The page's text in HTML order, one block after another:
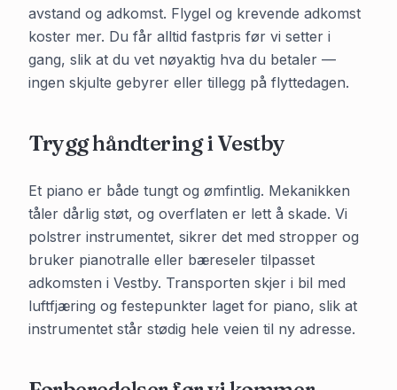
avstand og adkomst. Flygel og krevende adkomst
koster mer. Du får alltid fastpris før vi setter i
gang, slik at du vet nøyaktig hva du betaler —
ingen skjulte gebyrer eller tillegg på flyttedagen.
Trygg håndtering iVestby
Et piano er både tungt og ømfintlig. Mekanikken
tåler dårlig støt, og overflaten er lett å skade. Vi
polstrer instrumentet, sikrer det med stropper og
bruker pianotralle eller bæreseler tilpasset
adkomsten i Vestby. Transporten skjer i bil med
luftfjæring og festepunkter laget for piano, slik at
instrumentet står stødig hele veien til ny adresse.